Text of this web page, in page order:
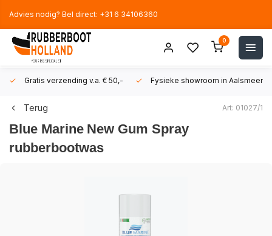
Advies nodig? Bel direct: +31 6 34106360
0
Gratis verzending v.a. € 50,- Fysieke showroom in Aalsmeer!
Terug Art: 01027/1
Blue Marine New Gum Spray
rubberbootwas